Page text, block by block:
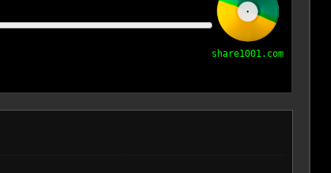
share1001.com